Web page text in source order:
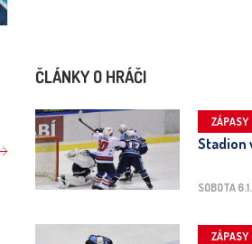
ČLÁNKY O HRÁČI
ZÁPASY
Stadion
SOBOTA
ZÁPASY